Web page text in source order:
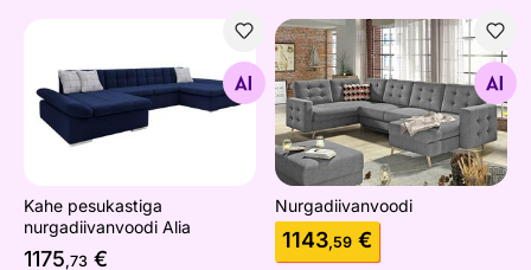
Kahe pesukastiga nurgadiivanvoodi Alia
Otsi sarnaseid
Kahe pesukastiga
nurgadiivanvoodi Alia
1175,73 €
Nurgadiivanvoodi
Otsi sarnaseid
Nurgadiivanvoodi
1143,59 €